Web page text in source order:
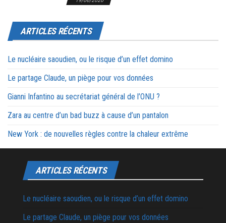
ARTICLES RÉCENTS
Le nucléaire saoudien, ou le risque d’un effet domino
Le partage Claude, un piège pour vos données
Gianni Infantino au secrétariat général de l’ONU ?
Zara au centre d’un bad buzz à cause d’un pantalon
New York : de nouvelles règles contre la chaleur extrême
ARTICLES RÉCENTS
Le nucléaire saoudien, ou le risque d’un effet domino
Le partage Claude, un piège pour vos données